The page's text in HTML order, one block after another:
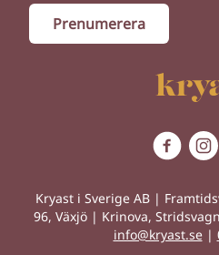
Kryast i Sverige AB |
96, Växjö | Krinova,
info@kryast.se|